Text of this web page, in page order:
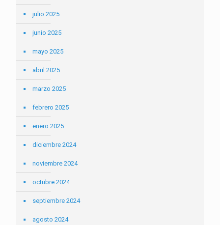
julio 2025
junio 2025
mayo 2025
abril 2025
marzo 2025
febrero 2025
enero 2025
diciembre 2024
noviembre 2024
octubre 2024
septiembre 2024
agosto 2024